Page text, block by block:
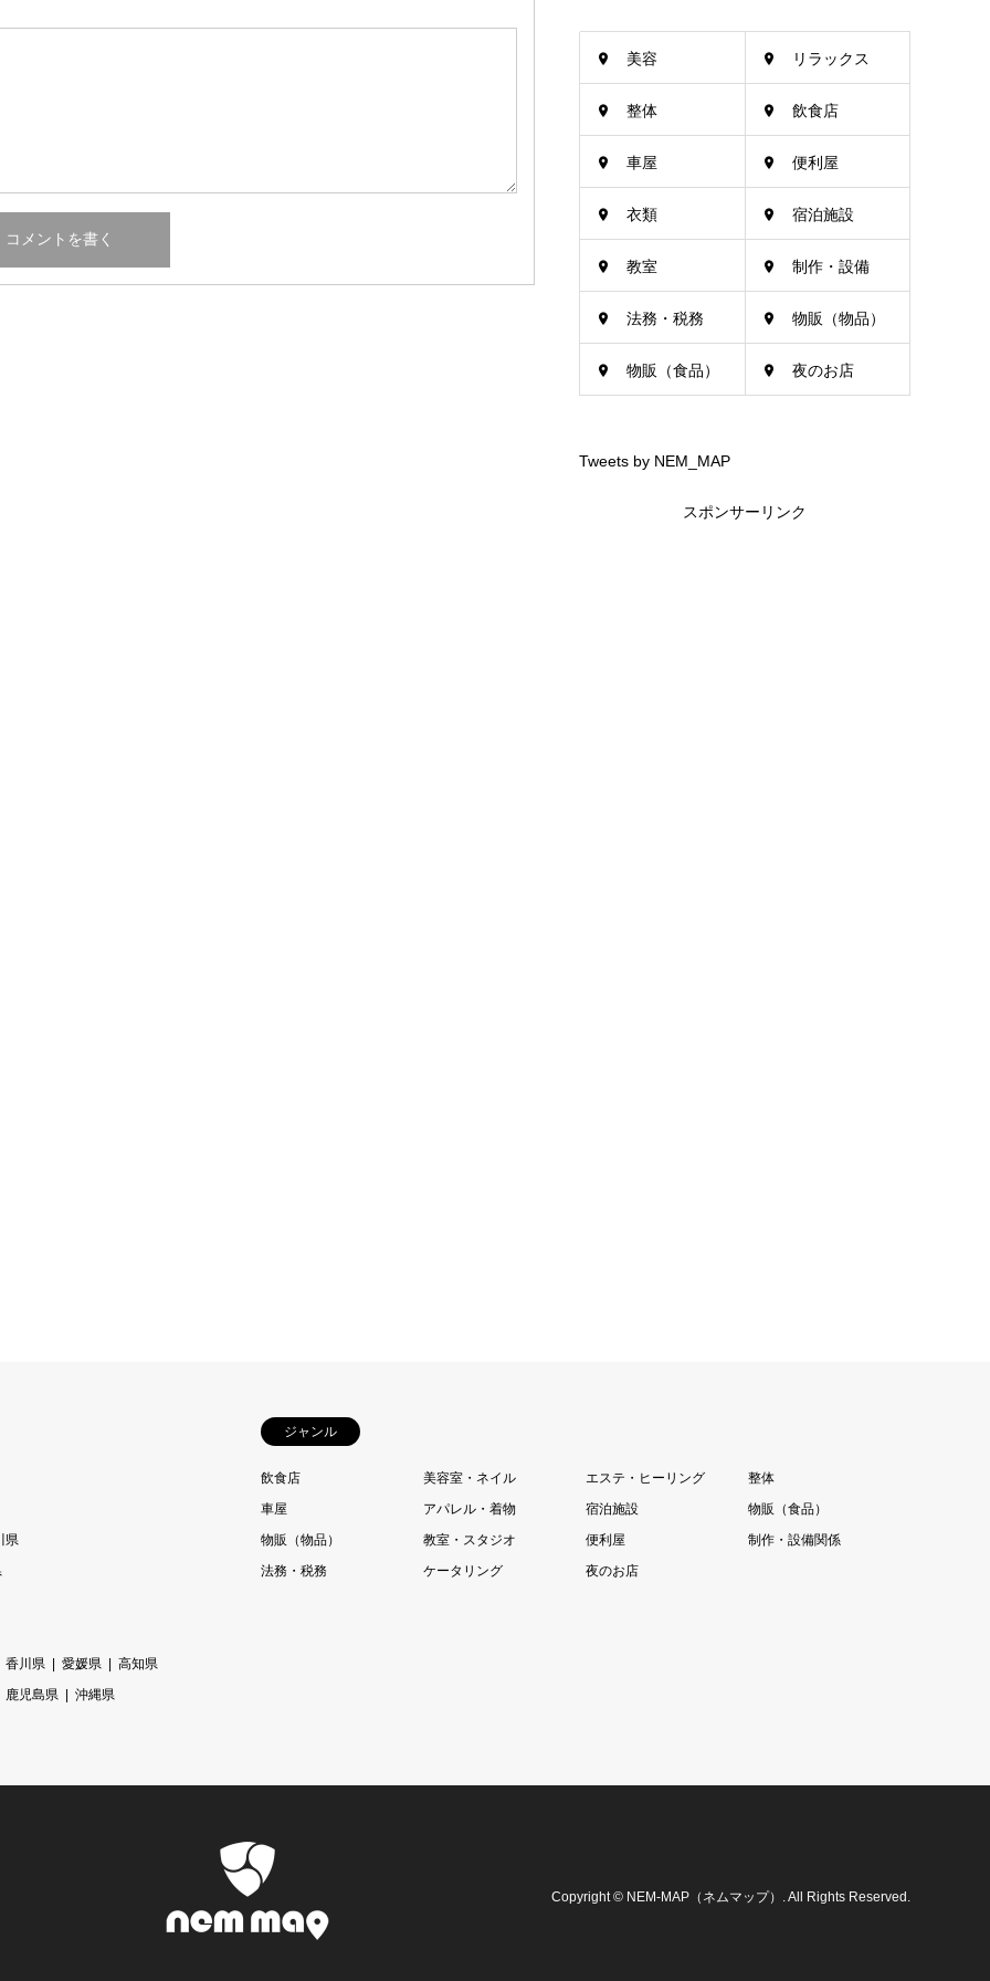
美容 リラックス
整体 飲食店
車屋 便利屋
衣類 宿泊施設
教室 制作・設備
法務・税務 物販（物品）
物販（食品） 夜のお店
Tweets by NEM_MAP
スポンサーリンク
県
香川県 愛媛県
高知県
鹿児島県
沖縄県
ジャンル
飲食店 美容室・ネイル エステ・ヒーリング
整体
車屋
アパレル・着物 宿泊施設
物販（食品）
物販（物品）
教室・スタジオ 便利屋
制作・設備関係
法務・税務
ケータリング 夜のお店
Copyright © NEM-MAP（ネムマップ） . All Rights Reserved.